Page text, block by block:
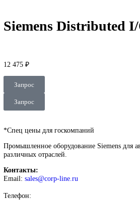
+7 (499) 130-03-67
sales@corp-line.ru
Нажмите, чтобы увеличить
ГлавнаяSIEMENS
Siemens Distributed I/O Simatic ET
Назад к товарам
Siemens Distributed I/O Simatic ET
Siemens